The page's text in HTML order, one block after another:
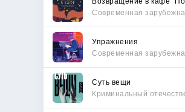
Упражнения
Суть вещи